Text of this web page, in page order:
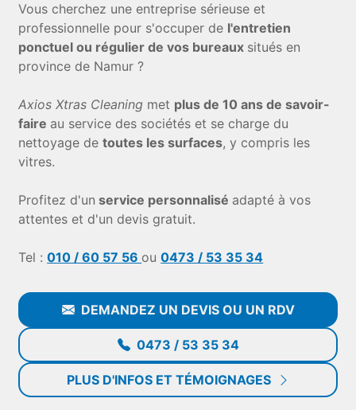
Vous cherchez une entreprise sérieuse et
professionnelle pour s'occuper de l'entretien
ponctuel ou régulier de vos bureaux situés en
province de Namur ?
Axios Xtras Cleaning met plus de 10 ans de savoir-
faire au service des sociétés et se charge du
nettoyage detoutes les surfaces, y compris les
vitres.
Profitez d'un service personnalisé adapté à vos
attentes et d'un devis gratuit.
Tel :010 / 60 57 56 ou0473 / 53 35 34
DEMANDEZ UN DEVIS OU UN RDV
0473 / 53 35 34
PLUS D'INFOS ET TÉMOIGNAGES